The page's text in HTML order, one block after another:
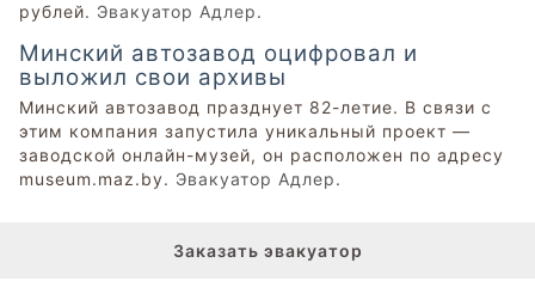
рублей. Эвакуатор Адлер.
Минский автозавод оцифровал и
выложил свои архивы
Минский автозавод празднует 82-летие. В связи с
этим компания запустила уникальный проект —
заводской онлайн-музей, он расположен по адресу
museum.maz.by. Эвакуатор Адлер.
Заказать эвакуатор